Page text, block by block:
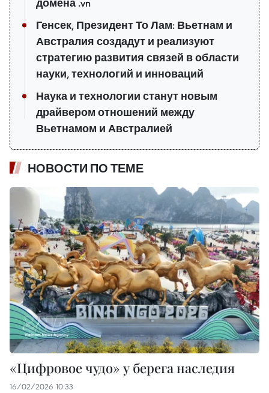
домена .vn
Генсек, Президент То Лам: Вьетнам и
Австралия создадут и реализуют
стратегию развития связей в области
науки, технологий и инноваций
Наука и технологии станут новым
драйвером отношений между
Вьетнамом и Австралией
НОВОСТИ ПО ТЕМЕ
«Цифровое чудо» у берега наследия
16/02/2026 10:33